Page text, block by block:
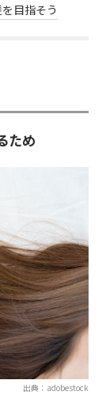
目指そう
ため
出典：adobestock